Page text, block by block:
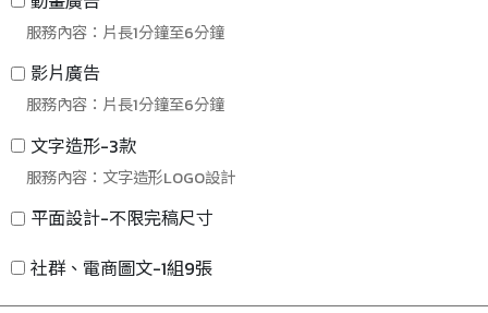
服務內容：片長1分鐘至6分鐘
影片廣告
服務內容：片長1分鐘至6分鐘
文字造形-3款
服務內容：文字造形LOGO設計
平面設計-不限完稿尺寸
社群、電商圖文-1組9張